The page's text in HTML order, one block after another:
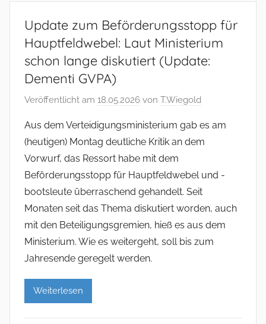
Update zum Beförderungsstopp für
Hauptfeldwebel: Laut Ministerium
schon lange diskutiert (Update:
Dementi GVPA)
Veröffentlicht am 18.05.2026 von T.Wiegold
Aus dem Verteidigungsministerium gab es am
(heutigen) Montag deutliche Kritik an dem
Vorwurf, das Ressort habe mit dem
Beförderungsstopp für Hauptfeldwebel und -
bootsleute überraschend gehandelt. Seit
Monaten seit das Thema diskutiert worden, auch
mit den Beteiligungsgremien, hieß es aus dem
Ministerium. Wie es weitergeht, soll bis zum
Jahresende geregelt werden.
Weiterlesen